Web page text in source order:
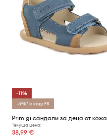
-11%
-5%* с код: FS
Primigi сандали за деца от кожа
Текуща цена:
38,99 €